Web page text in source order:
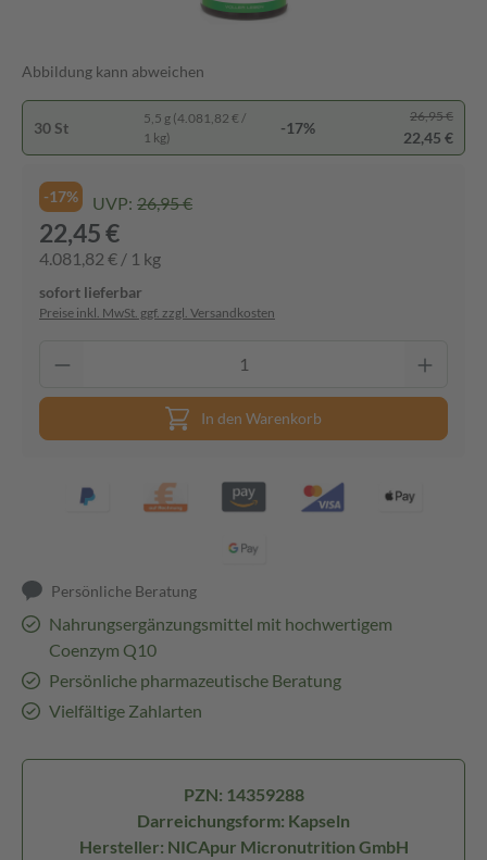
Abbildung kann abweichen
30 St
5,5 g (4.081,82 € /
1 kg)
-17%
26,95 €
22,45 €
-17% UVP: 26,95 €
22,45 €
4.081,82 € / 1 kg
sofort lieferbar
Preise inkl. MwSt. ggf. zzgl. Versandkosten
In den Warenkorb
Persönliche Beratung
Nahrungsergänzungsmittel mit hochwertigem
Coenzym Q10
Persönliche pharmazeutische Beratung
Vielfältige Zahlarten
PZN: 14359288
Darreichungsform: Kapseln
Hersteller: NICApur Micronutrition GmbH